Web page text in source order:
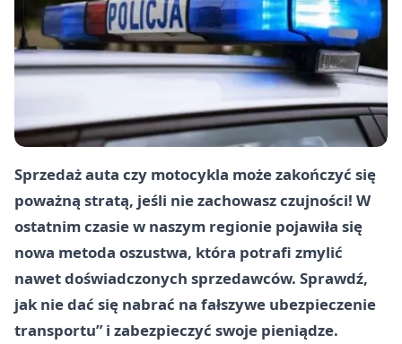
Sprzedaż auta czy motocykla może zakończyć się
poważną stratą, jeśli nie zachowasz czujności! W
ostatnim czasie w naszym regionie pojawiła się
nowa metoda oszustwa, która potrafi zmylić
nawet doświadczonych sprzedawców. Sprawdź,
jak nie dać się nabrać na fałszywe ubezpieczenie
transportu” i zabezpieczyć swoje pieniądze.